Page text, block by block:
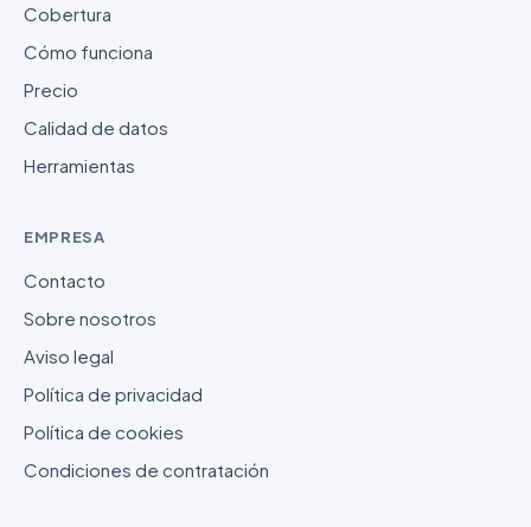
Cobertura
Cómo funciona
Precio
Calidad de datos
Herramientas
EMPRESA
Contacto
Sobre nosotros
Aviso legal
Política de privacidad
Política de cookies
Condiciones de contratación